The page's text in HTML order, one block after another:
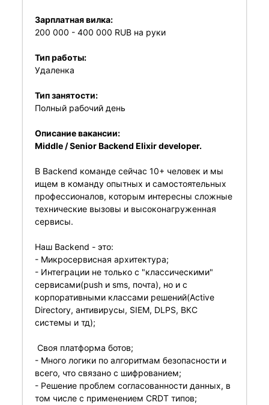
Зарплатная вилка:
200 000 - 400 000 RUB на руки
Тип работы:
Удаленка
Тип занятости:
Полный рабочий день
Описание вакансии:
Middle / Senior Backend Elixir developer.
В Backend команде сейчас 10+ человек и мы
ищем в команду опытных и самостоятельных
профессионалов, которым интересны сложные
технические вызовы и высоконагруженная
сервисы.
Наш Backend - это:
- Микросервисная архитектура;
- Интеграции не только с "классическими"
сервисами(push и sms, почта), но и с
корпоративными классами решений(Active
Directory, антивирусы, SIEM, DLPS, ВКС
системы и тд);
Своя платформа ботов;
- Много логики по алгоритмам безопасности и
всего, что связано с шифрованием;
- Решение проблем согласованности данных, в
том числе с применением CRDT типов;